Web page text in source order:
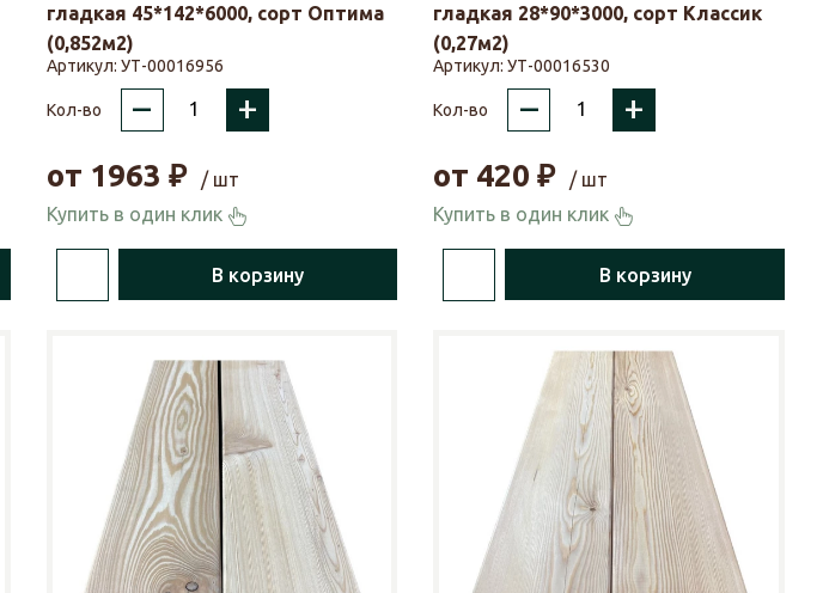
гладкая 45*142*6000, сорт Оптима
(0,852м2)
Артикул: УТ-00016956
Кол-во – +
от 1963 ₽
/ шт
Купить в один клик
В корзину
гладкая 28*90*3000, сорт Классик
(0,27м2)
Артикул:УТ-00016530
Кол-во – +
от 420 ₽
/ шт
Купить в один клик
В корзину